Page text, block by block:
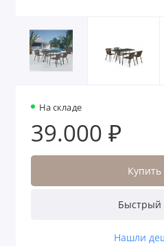
На складе
39.000 ₽
Купить
Быстрый
Нашли